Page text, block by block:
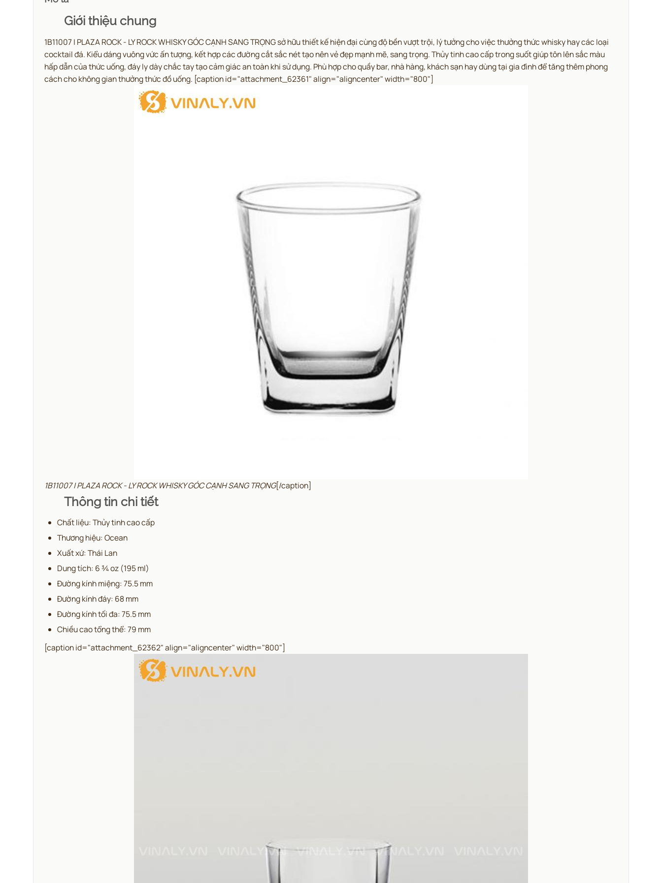
Giới thiệu chung
1B11007 | PLAZA ROCK - LY ROCK WHISKY GÓC CẠNH SANG TRỌNG sở hữu thiết kế hiện đại cùng độ bền vượt trội, lý tưởng cho việc thưởng thức whisky hay các loại
cocktail đá. Kiểu dáng vuông vức ấn tượng, kết hợp các đường cắt sắc nét tạo nên vẻ đẹp mạnh mẽ, sang trọng. Thủy tinh cao cấp trong suốt giúp tôn lên sắc màu
hấp dẫn của thức uống, đáy ly dày chắc tay tạo cảm giác an toàn khi sử dụng. Phù hợp cho quầy bar, nhà hàng, khách sạn hay dùng tại gia đình để tăng thêm phong
cách cho không gian thưởng thức đồ uống. [caption id="attachment_62361" align="aligncenter" width="800"]
1B11007 | PLAZA ROCK - LY ROCK WHISKY GÓC CẠNH SANG TRỌNG[/caption]
Thông tin chi tiết
Chất liệu: Thủy tinh cao cấp
Thương hiệu: Ocean
Xuất xứ: Thái Lan
Dung tích: 6 ¾ oz (195 ml)
Đường kính miệng: 75.5 mm
Đường kính đáy: 68 mm
Đường kính tối đa: 75.5 mm
Chiều cao tổng thể: 79 mm
[caption id="attachment_62362" align="aligncenter" width="800"]